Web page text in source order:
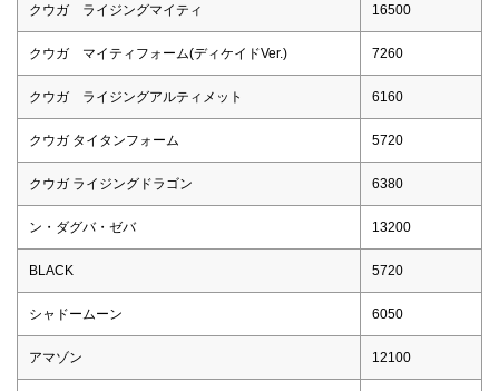
クウガ ライジングマイティ 16500
クウガ マイティフォーム(ディケイドVer.) 7260
クウガ ライジングアルティメット 6160
クウガ タイタンフォーム 5720
クウガ ライジングドラゴン 6380
ン・ダグバ・ゼバ 13200
BLACK 5720
シャドームーン 6050
アマゾン 12100